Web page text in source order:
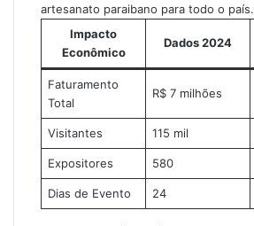
artesanato paraibano para todo o país.
Impacto
Econômico
Dados 2024
Faturamento
Total
R$ 7 milhões
Visitantes 115 mil
Expositores 580
Dias de Evento 24